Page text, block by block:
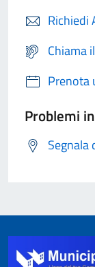
Richiedi
Chiama
Prenota
Problemi
Segnala